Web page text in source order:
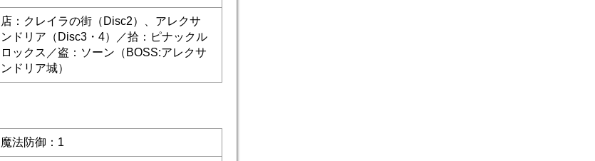
店：クレイラの街（Disc2）、アレクサ
ンドリア（Disc3・4）／拾：ピナックル
ロックス／盗：ソーン（BOSS:アレクサ
ンドリア城）
魔法防御：1